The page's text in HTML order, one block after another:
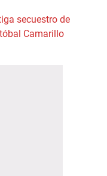
secuestro de
Camarillo